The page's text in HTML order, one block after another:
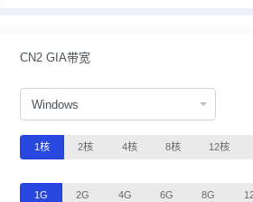
CN2 GIA带宽
Windows
1核 2核 4核 8核 12核
1G 2G 4G 6G 8G